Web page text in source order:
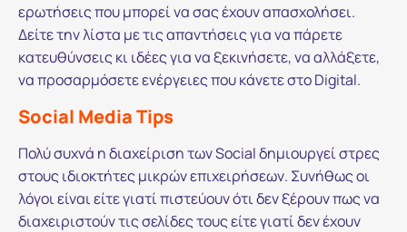
ερωτήσεις που μπορεί να σας έχουν απασχολήσει.
Δείτε την λίστα με τις απαντήσεις για να πάρετε
κατευθύνσεις κι ιδέες για να ξεκινήσετε, να αλλάξετε,
να προσαρμόσετε ενέργειες που κάνετε στο Digital.
Social Media Tips
Πολύ συχνά η διαχείριση των Social δημιουργεί στρες
στους ιδιοκτήτες μικρών επιχειρήσεων. Συνήθως οι
λόγοι είναι είτε γιατί πιστεύουν ότι δεν ξέρουν πως να
διαχειριστούν τις σελίδες τους είτε γιατί δεν έχουν